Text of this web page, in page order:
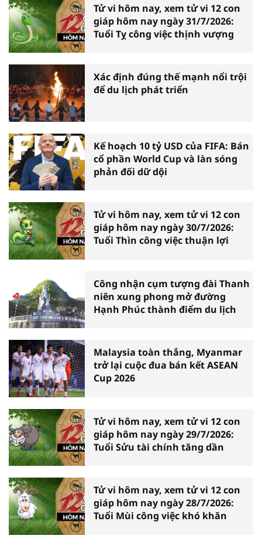
Tử vi hôm nay, xem tử vi 12 con
giáp hôm nay ngày 31/7/2026:
Tuổi Tỵ công việc thịnh vượng
Xác định đúng thế mạnh nổi trội
để du lịch phát triển
Kế hoạch 10 tỷ USD của FIFA: Bán
cổ phần World Cup và làn sóng
phản đối dữ dội
Tử vi hôm nay, xem tử vi 12 con
giáp hôm nay ngày 30/7/2026:
Tuổi Thìn công việc thuận lợi
Công nhận cụm tượng đài Thanh
niên xung phong mở đường
Hạnh Phúc thành điểm du lịch
Malaysia toàn thắng, Myanmar
trở lại cuộc đua bán kết ASEAN
Cup 2026
Tử vi hôm nay, xem tử vi 12 con
giáp hôm nay ngày 29/7/2026:
Tuổi Sửu tài chính tăng dần
Tử vi hôm nay, xem tử vi 12 con
giáp hôm nay ngày 28/7/2026:
Tuổi Mùi công việc khó khăn